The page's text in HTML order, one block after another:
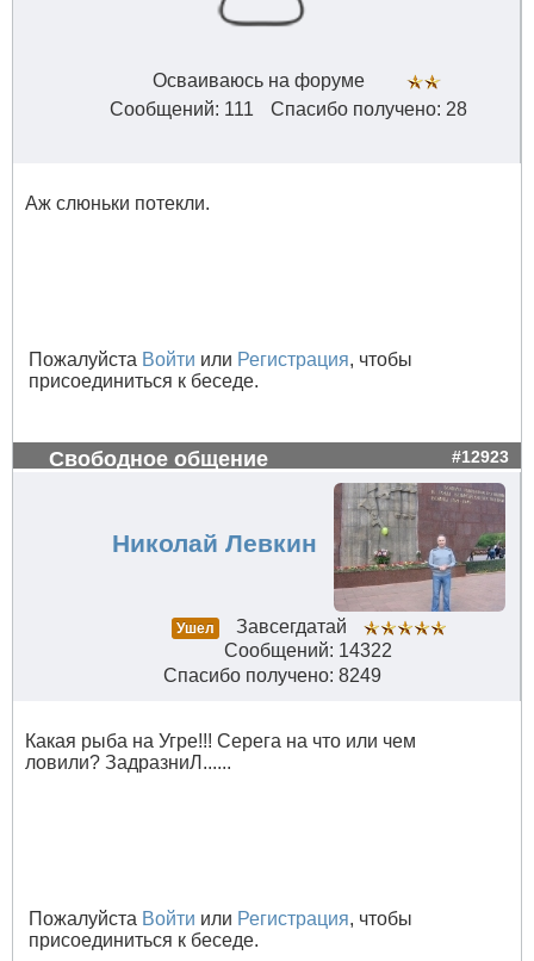
Осваиваюсь на форуме
Сообщений: 111
Спасибо получено: 28
Аж слюньки потекли.
Пожалуйста Войти или Регистрация, чтобы
присоединиться к беседе.
Свободное общение #12923
Николай Левкин
Ушел
Завсегдатай
Сообщений: 14322
Спасибо получено: 8249
Какая рыба на Угре!!! Серега на что или чем
ловили? ЗадразниЛ......
Пожалуйста Войти или Регистрация, чтобы
присоединиться к беседе.